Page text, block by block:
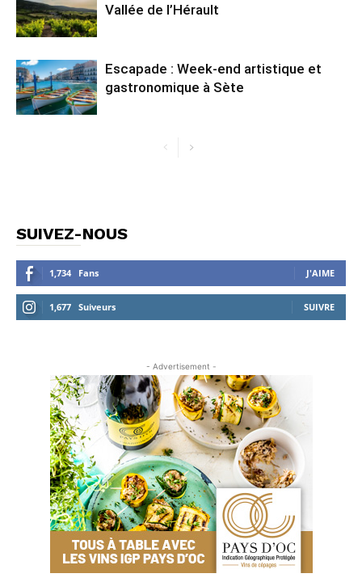
Vallée de l’Hérault
Escapade : Week-end artistique et
gastronomique à Sète
SUIVEZ-NOUS
1,734 Fans J'AIME
1,677 Suiveurs SUIVRE
- Advertisement -